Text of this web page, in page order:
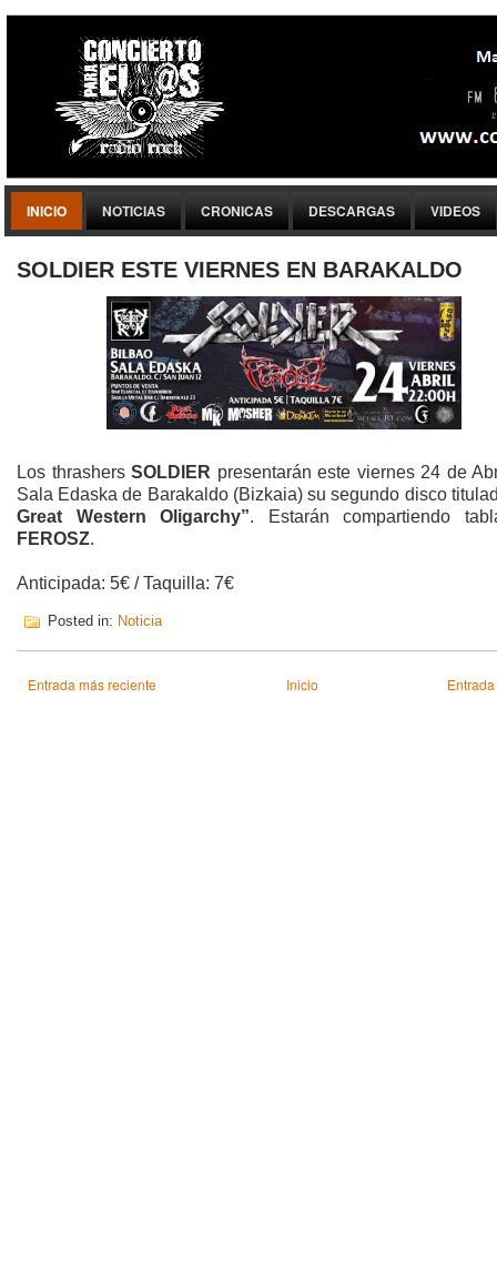
INICIO NOTICIAS CRONICAS DESCARGAS VIDEOS
SOLDIER ESTE VIERNES EN BARAKALDO
Los thrashers SOLDIER presentarán este viernes 24 de
Sala Edaska de Barakaldo (Bizkaia) su segundo disco
Great Western Oligarchy”. Estarán compartiendo
FEROSZ.
Anticipada: 5€ / Taquilla: 7€
Posted in: Noticia
Entrada más reciente Inicio